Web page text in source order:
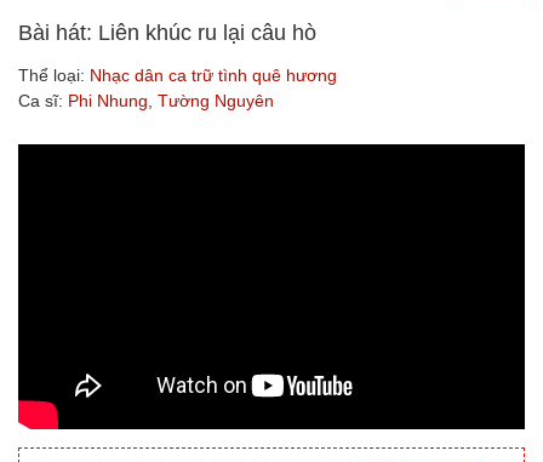
Bài hát: Liên khúc ru lại câu hò
Thể loại: Nhạc dân ca trữ tình quê hương
Ca sĩ: Phi Nhung Tường Nguyên